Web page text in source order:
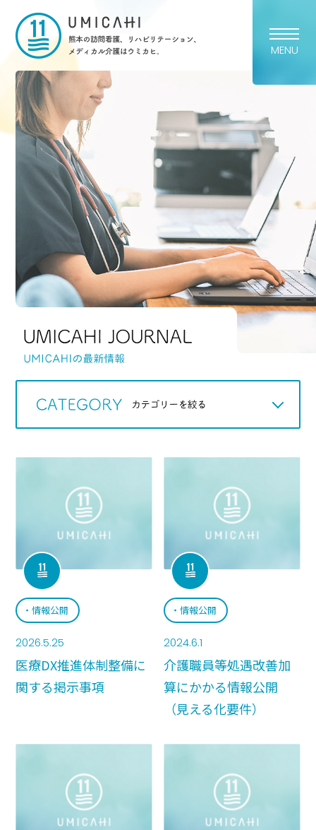
MENU
WORKS
アカデミック
お知らせ
スタッフのツブヤキ
情報公開
情報公開
2026.5.25
医療DX推進体制整備に
関する掲示事項
情報公開
2024.6.1
介護職員等処遇改善加
算にかかる情報公開
（見える化要件）